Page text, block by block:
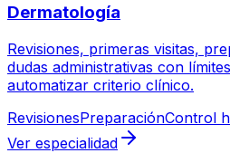
Dermatología
Revisiones, primeras visitas,
dudas administrativas con
automatizar criterio clínico.
RevisionesPreparaciónControl
Ver especialidad